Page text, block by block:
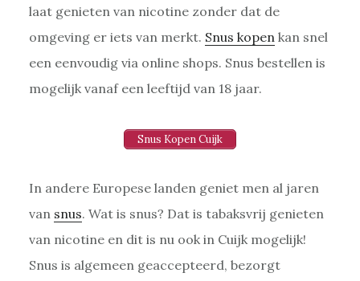
laat genieten van nicotine zonder dat de
omgeving er iets van merkt. Snus kopen kan snel
een eenvoudig via online shops. Snus bestellen is
mogelijk vanaf een leeftijd van 18 jaar.
Snus Kopen Cuijk
In andere Europese landen geniet men al jaren
van snus. Wat is snus? Dat is tabaksvrij genieten
van nicotine en dit is nu ook in Cuijk mogelijk!
Snus is algemeen geaccepteerd, bezorgt